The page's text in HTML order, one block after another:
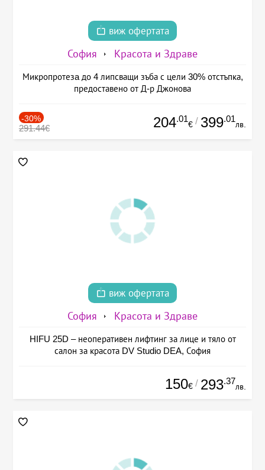
виж офертата
София Красота и Здраве
Микропротезa до 4 липсващи зъба с цели 30% отстъпка,
предоставено от Д-р Джонова
-30%
291.44€ 204.01
€ / 399.01
лв.
виж офертата
София Красота и Здраве
HIFU 25D – неоперативен лифтинг за лице и тяло от
салон за красота DV Studio DEA, София
150€ / 293.37
лв.